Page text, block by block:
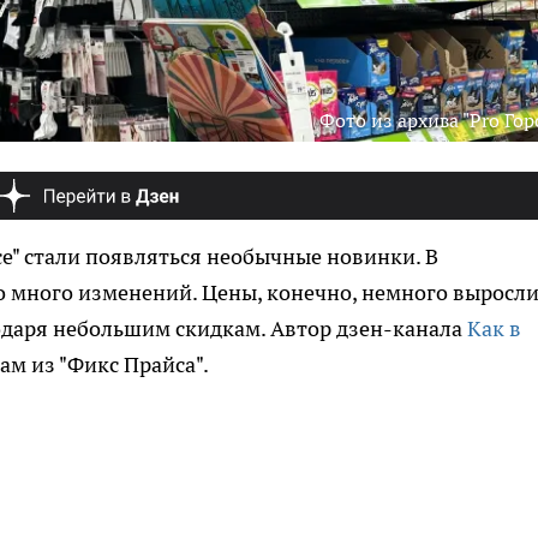
Фото из архива "Pro
стали появляться необычные новинки. В
много изменений. Цены, конечно, немного
небольшим скидкам. Автор дзен-каналаКак в
из "Фикс Прайса".